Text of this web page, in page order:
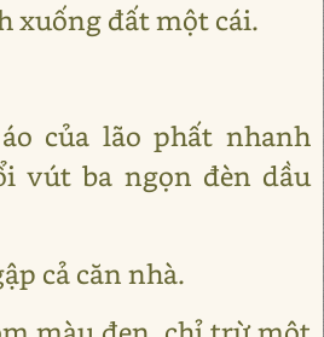
xuống đất một cái.
của lão phất nhanh
vút ba ngọn đèn dầu
cả căn nhà.